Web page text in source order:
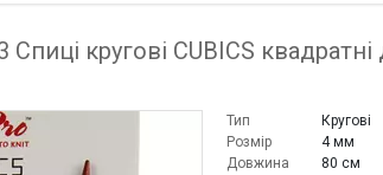
Спиці кругові CUBICS
Тип
Кругові
Розмір
4 мм
Довжина
80 см